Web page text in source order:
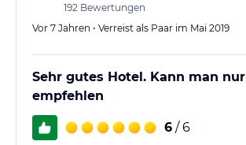
192 Bewertungen
Vor 7 Jahren • Verreist als Paar im Mai 2019
Sehr gutes Hotel. Kann man nur
empfehlen
6 / 6